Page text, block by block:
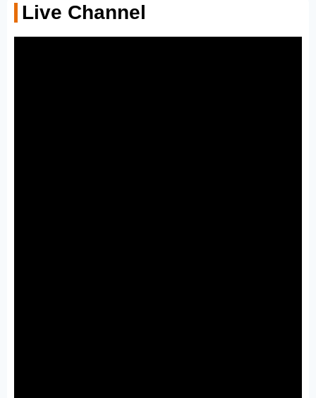
Live Channel